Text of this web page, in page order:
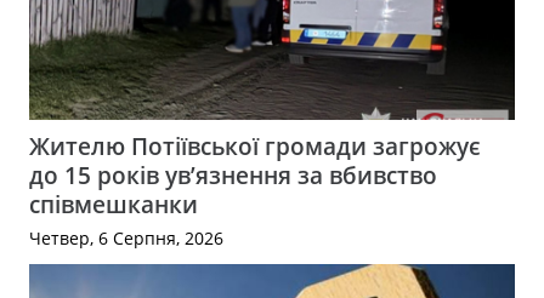
Жителю Потіївської громади загрожує
до 15 років ув’язнення за вбивство
співмешканки
Четвер, 6 Серпня, 2026